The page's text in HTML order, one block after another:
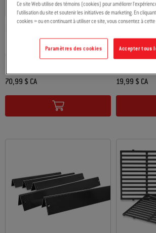
70,99 $ CA
Color Options
19,99 $ CA
Color
Ce site Web utilise des témoins (cookies) pour améliorer
l’utilisation du site et soutenir les initiatives de marketing. En
cookies » ou en continuant à utiliser ce site, vous consentez à
Accepter tous
Paramètres des cookies